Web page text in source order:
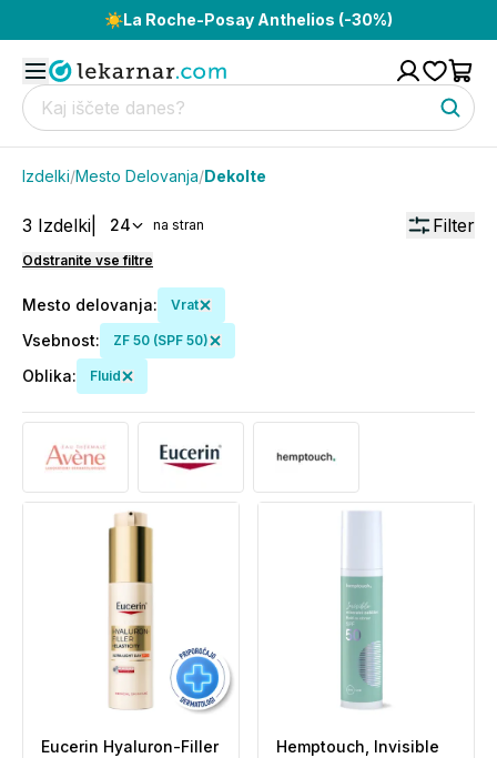
☀️La Roche-Posay Anthelios (-30%)
Izdelki/Mesto Delovanja/Dekolte
3 Izdelki 24 na stran Filter
Odstranite vse filtre
Mesto delovanja: Vrat
Vsebnost: ZF 50 (SPF 50)
Oblika: Fluid
Eucerin Hyaluron-Filler
Hemptouch, Invisible